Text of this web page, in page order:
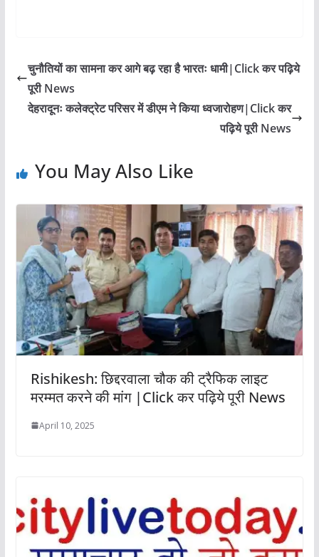
चुनौतियों का सामना कर आगे बढ़ रहा है भारतः धामी|Click कर पढ़िये
पूरी News
देहरादूनः कलेक्ट्रेट परिसर में डीएम ने किया ध्वजारोहण|Click कर
पढ़िये पूरी News
You May Also Like
Rishikesh: छिद्दरवाला चौक की ट्रैफिक लाइट
मरम्मत करने की मांग |Click कर पढ़िये पूरी News
April 10, 2025